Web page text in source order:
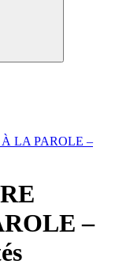
LA PAROLE –
–